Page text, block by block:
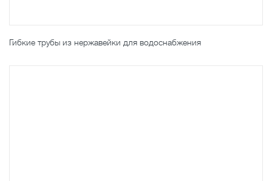
Гибкие трубы из нержавейки для водоснабжения